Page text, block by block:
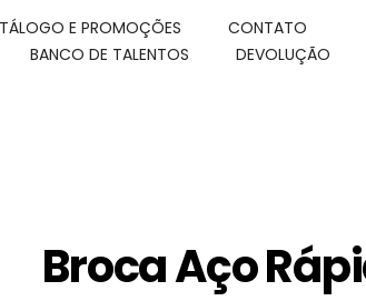
E PROMOÇÕES
CONTATO
BANCO DE TALENTOS
DEVOLUÇÃO
Broca Aço